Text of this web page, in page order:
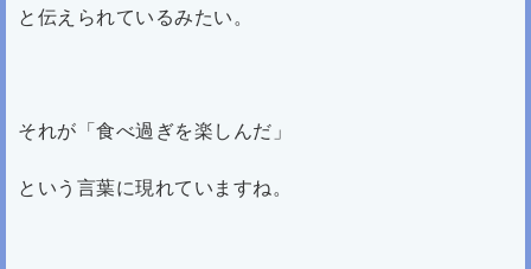
と伝えられているみたい。
それが「食べ過ぎを楽しんだ」
という言葉に現れていますね。